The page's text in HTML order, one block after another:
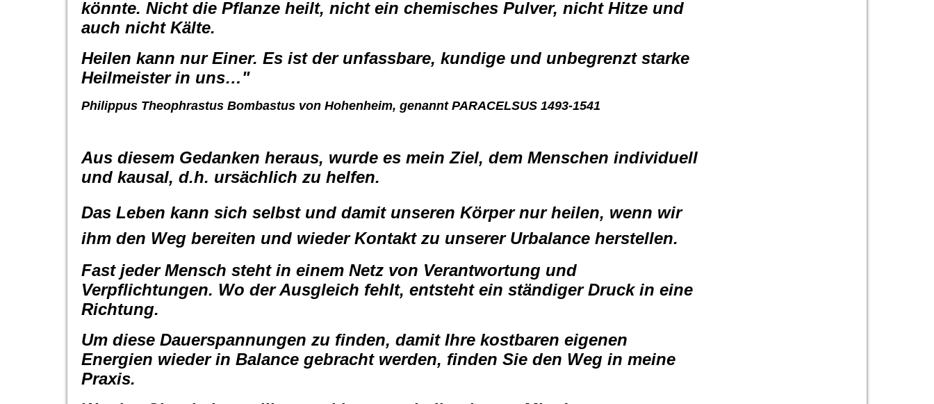
könnte. Nicht die Pflanze heilt, nicht ein chemisches Pulver, nicht Hitze und
auch nicht Kälte.
Heilen kann nur Einer. Es ist der unfassbare, kundige und unbegrenzt starke
Heilmeister in uns…"
Philippus Theophrastus Bombastus von Hohenheim, genannt PARACELSUS 1493-1541
Aus diesem Gedanken heraus, wurde es mein Ziel, dem Menschen individuell
und kausal, d.h. ursächlich zu helfen.
Das Leben kann sich selbst und damit unseren Körper nur heilen, wenn wir
ihm den Weg bereiten und wieder Kontakt zu unserer Urbalance herstellen.
Fast jeder Mensch steht in einem Netz von Verantwortung und
Verpflichtungen. Wo der Ausgleich fehlt, entsteht ein ständiger Druck in eine
Richtung.
Um diese Dauerspannungen zu finden, damit Ihre kostbaren eigenen
Energien wieder in Balance gebracht werden, finden Sie den Weg in meine
Praxis.